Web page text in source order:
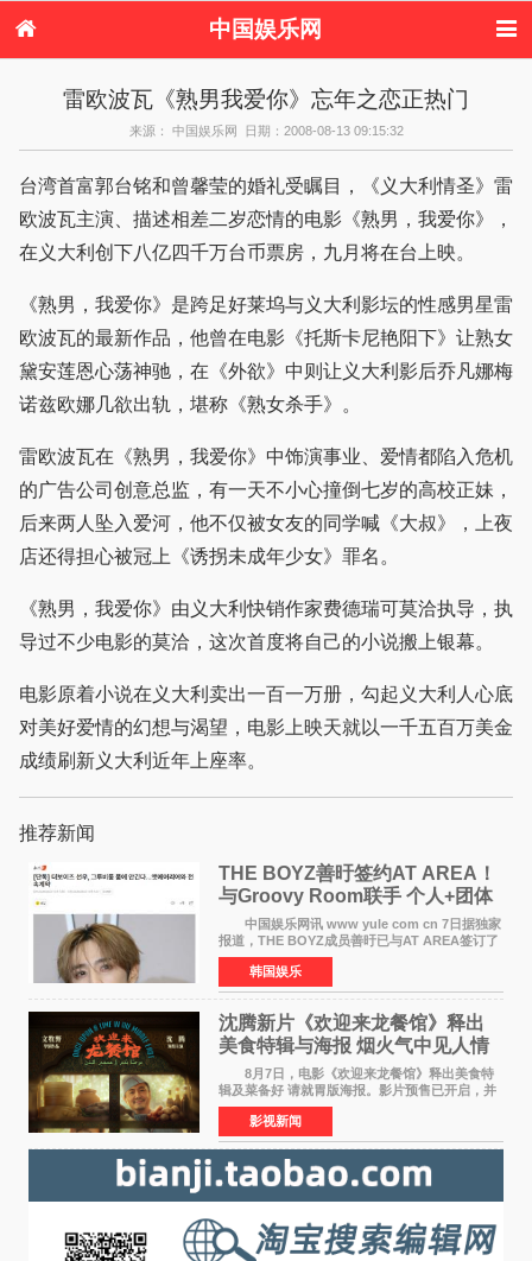
中国娱乐网
港台娱乐
日本娱乐 韩国娱乐
欧美娱乐
音乐新闻 影视新闻
内地明星八卦
港台明星八卦
日本韩国明星
八卦
欧美明星八卦
雷欧波瓦《熟男我爱你》忘年之恋正热门
来源： 中国娱乐网 日期：2008-08-13 09:15:32
台湾首富郭台铭和曾馨莹的婚礼受瞩目，《义大利情圣》雷
欧波瓦主演、描述相差二岁恋情的电影《熟男，我爱你》，
在义大利创下八亿四千万台币票房，九月将在台上映。
《熟男，我爱你》是跨足好莱坞与义大利影坛的性感男星雷
欧波瓦的最新作品，他曾在电影《托斯卡尼艳阳下》让熟女
黛安莲恩心荡神驰，在《外欲》中则让义大利影后乔凡娜梅
诺兹欧娜几欲出轨，堪称《熟女杀手》。
雷欧波瓦在《熟男，我爱你》中饰演事业、爱情都陷入危机
的广告公司创意总监，有一天不小心撞倒七岁的高校正妹，
后来两人坠入爱河，他不仅被女友的同学喊《大叔》，上夜
店还得担心被冠上《诱拐未成年少女》罪名。
《熟男，我爱你》由义大利快销作家费德瑞可莫洽执导，执
导过不少电影的莫洽，这次首度将自己的小说搬上银幕。
电影原着小说在义大利卖出一百一万册，勾起义大利人心底
对美好爱情的幻想与渴望，电影上映天就以一千五百万美金
成绩刷新义大利近年上座率。
推荐新闻
THE BOYZ善旴签约AT AREA！
与Groovy Room联手 个人+团体
活动并行
中国娱乐网讯 www yule com cn 7日据独家
报道，THE BOYZ成员善旴已与AT AREA签订了
专属合约。AT AREA是由知名制作人组合
Groovy Room创立的hip-hop厂牌，旗下拥有多
位实力派音乐人，在韩
韩国娱乐
沈腾新片《欢迎来龙餐馆》释出
美食特辑与海报 烟火气中见人情
温暖
8月7日，电影《欢迎来龙餐馆》释出美食特
辑及菜备好 请就胃版海报。影片预售已开启，并
将于8月8日至10日14:00-21:00举行全国超前点
映。电影《欢迎来龙餐馆》作为战争美食喜剧大
片，讲述了中国
影视新闻